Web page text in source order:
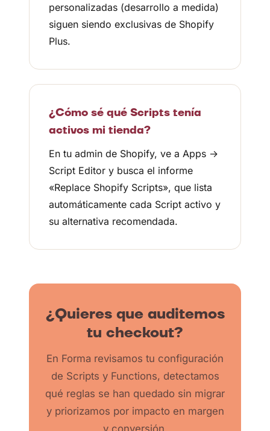
personalizadas (desarrollo a medida)
siguen siendo exclusivas de Shopify
Plus.
¿Cómo sé qué Scripts tenía
activos mi tienda?
En tu admin de Shopify, ve a Apps →
Script Editor y busca el informe
«Replace Shopify Scripts», que lista
automáticamente cada Script activo y
su alternativa recomendada.
¿Quieres que auditemos
tu checkout?
En Forma revisamos tu configuración
de Scripts y Functions, detectamos
qué reglas se han quedado sin migrar
y priorizamos por impacto en margen
y conversión.